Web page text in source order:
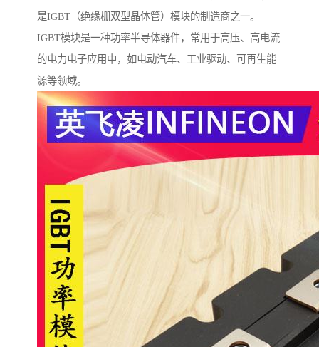
是IGBT（绝缘栅双型晶体管）模块的制造商之一。
IGBT模块是一种功率半导体器件，常用于高压、高电流
的电力电子应用中，如电动汽车、工业驱动、可再生能
源等领域。